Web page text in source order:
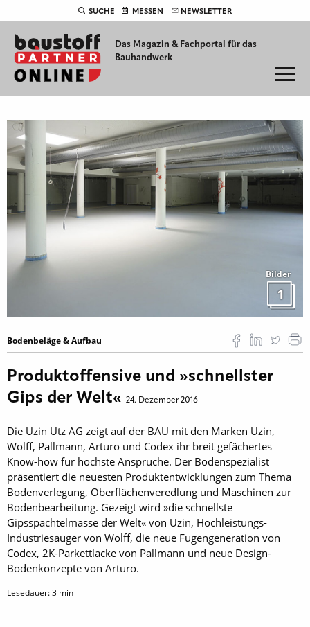
SUCHE MESSEN NEWSLETTER
Das Magazin & Fachportal für das
Bauhandwerk
Bilder
1
Bodenbeläge & Aufbau
Produktoffensive und »schnellster
Gips der Welt« 24. Dezember 2016
Die Uzin Utz AG zeigt auf der BAU mit den Marken Uzin,
Wolff, Pallmann, Arturo und Codex ihr breit gefächertes
Know-how für höchste Ansprüche. Der Bodenspezialist
präsentiert die neuesten Produktentwicklungen zum Thema
Bodenverlegung, Oberflächenveredlung und Maschinen zur
Bodenbearbeitung. Gezeigt wird »die schnellste
Gipsspachtelmasse der Welt« von Uzin, Hochleistungs-
Industriesauger von Wolff, die neue Fugengeneration von
Codex, 2K-Parkettlacke von Pallmann und neue Design-
Bodenkonzepte von Arturo.
Lesedauer:3 min